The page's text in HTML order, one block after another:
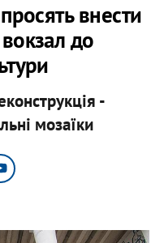
внести
до
-
мозаїки